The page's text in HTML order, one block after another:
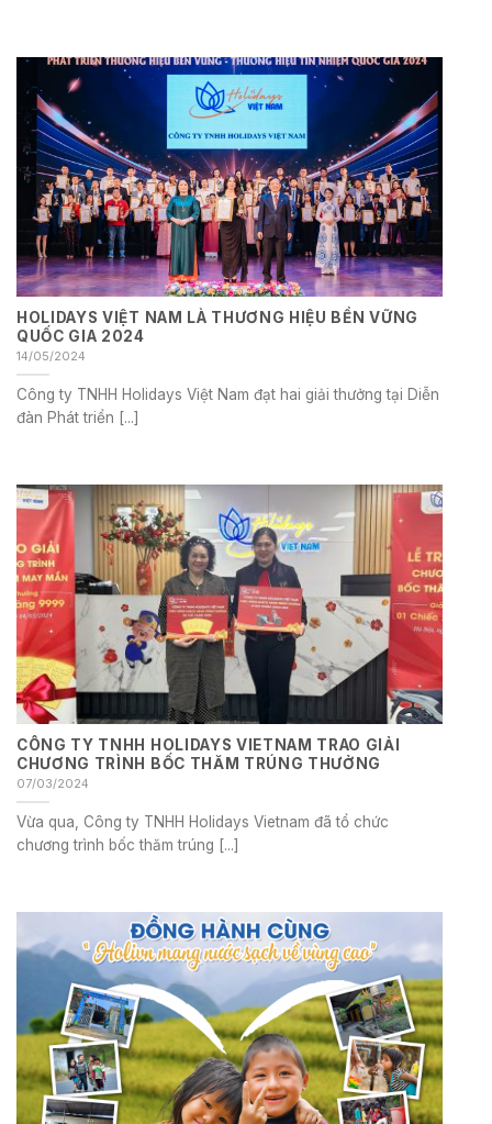
HOLIDAYS VIỆT NAM LÀ THƯƠNG HIỆU BỀN VỮNG
QUỐC GIA 2024
14/05/2024
Công ty TNHH Holidays Việt Nam đạt hai giải thưởng tại Diễn
đàn Phát triển [...]
CÔNG TY TNHH HOLIDAYS VIETNAM TRAO GIẢI
CHƯƠNG TRÌNH BỐC THĂM TRÚNG THƯỞNG
07/03/2024
Vừa qua, Công ty TNHH Holidays Vietnam đã tổ chức
chương trình bốc thăm trúng [...]